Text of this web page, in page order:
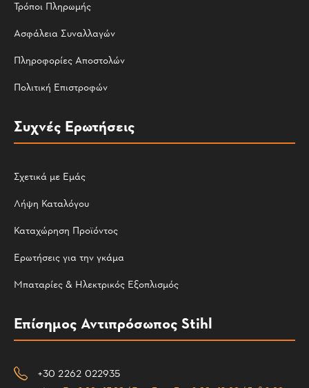
Τρόποι Πληρωμής
Ασφάλεια Συναλλαγών
Πληροφορίες Αποστολών
Πολιτική Επιστροφών
Συχνές Ερωτήσεις
Σχετικά με Εμάς
Λήψη Καταλόγου
Καταχώρηση Προϊόντος
Ερωτήσεις για την γκάμα
Μπαταρίες & Ηλεκτρικός Εξοπλισμός
Επίσημος Αντιπρόσωπος Stihl
+30 2262 022935